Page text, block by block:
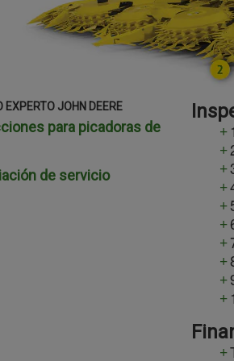
EXPERTO JOHN DEERE
para picadoras de
de servicio